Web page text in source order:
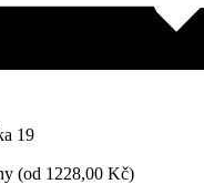
19
(od 1228,00 Kč)